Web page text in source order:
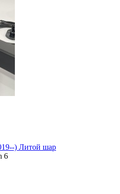
) Литой шар
6